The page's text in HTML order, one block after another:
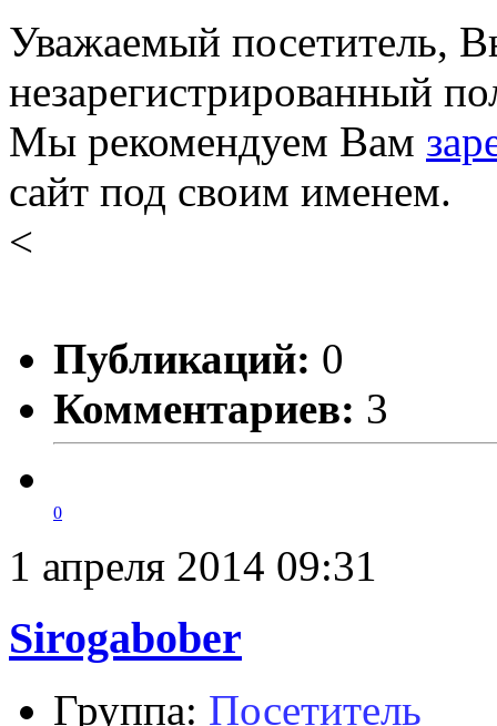
Уважаемый посетитель,
незарегистрированный
Мы рекомендуем Вам
сайт под своим именем.
<
Публикаций: 0
Комментариев: 3
0
1 апреля 2014 09:31
Sirogabober
Группа: Посетитель